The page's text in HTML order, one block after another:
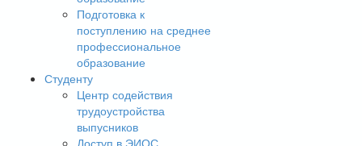
Подготовка к
поступлению на среднее
профессиональное
образование
Студенту
Центр содействия
трудоустройства
выпусников
Доступ в ЭИОС